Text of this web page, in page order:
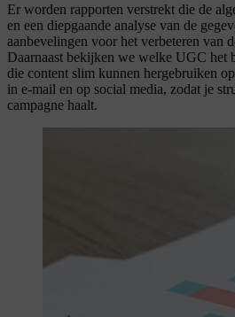
Er worden rapporten verstrekt die de
en een diepgaande analyse van de
aanbevelingen voor het verbeteren van
Daarnaast bekijken we welke UGC het
die content slim kunnen hergebruiken
in e-mail en op social media, zodat je
campagne haalt.